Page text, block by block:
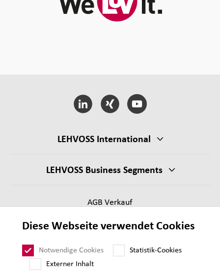
LEHVOSS International
LEHVOSS Business Segments
AGB Verkauf
Impressum
Datenschutz
Diese Webseite verwendet Cookies
Notwendige Cookies
Statistik-Cookies
Externer Inhalt